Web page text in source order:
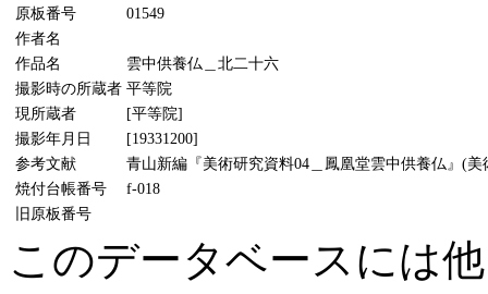
原板番号
01549
作者名
作品名
雲中供養仏＿北二十六
撮影時の所蔵者 平等院
現所蔵者
[平等院]
撮影年月日
[19331200]
参考文献
青山新編『美術研究資料04＿鳳凰堂雲中供養仏』(美
焼付台帳番号
f-018
旧原板番号
このデータベースには